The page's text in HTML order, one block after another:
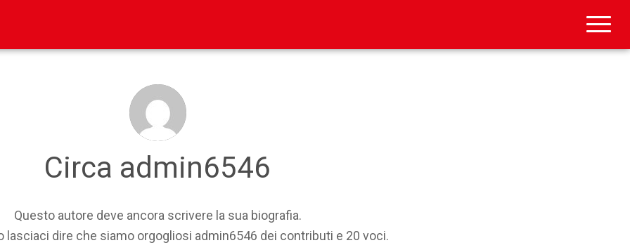
Circa admin6546
Questo autore deve ancora scrivere la sua biografia.
lasciaci dire che siamo orgogliosi admin6546 dei contributi e 20 voci.